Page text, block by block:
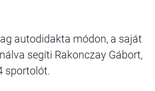
autodidakta módon, a saját
segíti Rakonczay Gábort,
sportolót.